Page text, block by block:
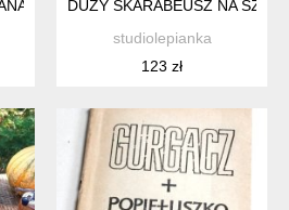
KACZKADUŻY SKARABEUSZ NA
studiolepianka
123 zł